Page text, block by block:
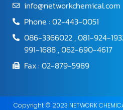
info@networkchemical.com
Phone : 02-443-0051
086-3366022 , 081-924-
991-1688 , 062-690-4617
Fax : 02-879-5989
Copyright © 2023 NETWORK